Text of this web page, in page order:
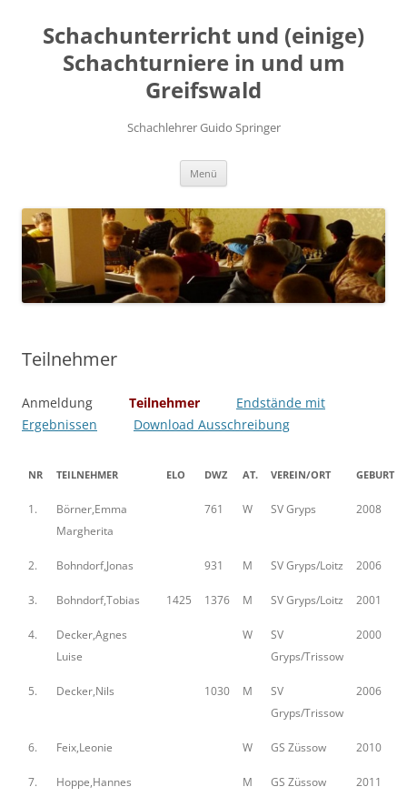
springen
Schachunterricht und (einige)
Schachturniere in und um
Greifswald
Schachlehrer Guido Springer
Menü
Teilnehmer
Anmeldung Teilnehmer
Endstände mit
Ergebnissen
Download Ausschreibung
NR TEILNEHMER ELO DWZ AT. VEREIN/ORT GEBURT
1.
Börner,Emma
Margherita
761 W SV Gryps 2008
2. Bohndorf,Jonas 931 M SV Gryps/Loitz 2006
3. Bohndorf,Tobias 1425 1376 M SV Gryps/Loitz 2001
4.
Decker,Agnes
Luise
W
SV
Gryps/Trissow
2000
5. Decker,Nils 1030 M
SV
Gryps/Trissow
2006
6. Feix,Leonie W GS Züssow 2010
7. Hoppe,Hannes M GS Züssow 2011